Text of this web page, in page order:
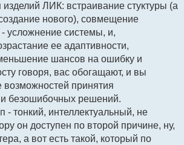
ЛИК: встраивание стуктуры (а
нового), совмещение
- усложнение системы, и,
ее адаптивности,
шансов на ошибку и
говоря, вас обогащают, и вы
возможностей принятия
безошибочных решений.
- тонкий, интеллектуальный, не
он доступен по второй причине, ну,
а вот есть такой, который по